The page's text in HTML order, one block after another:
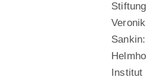
Stiftung
Sankin:
Institut